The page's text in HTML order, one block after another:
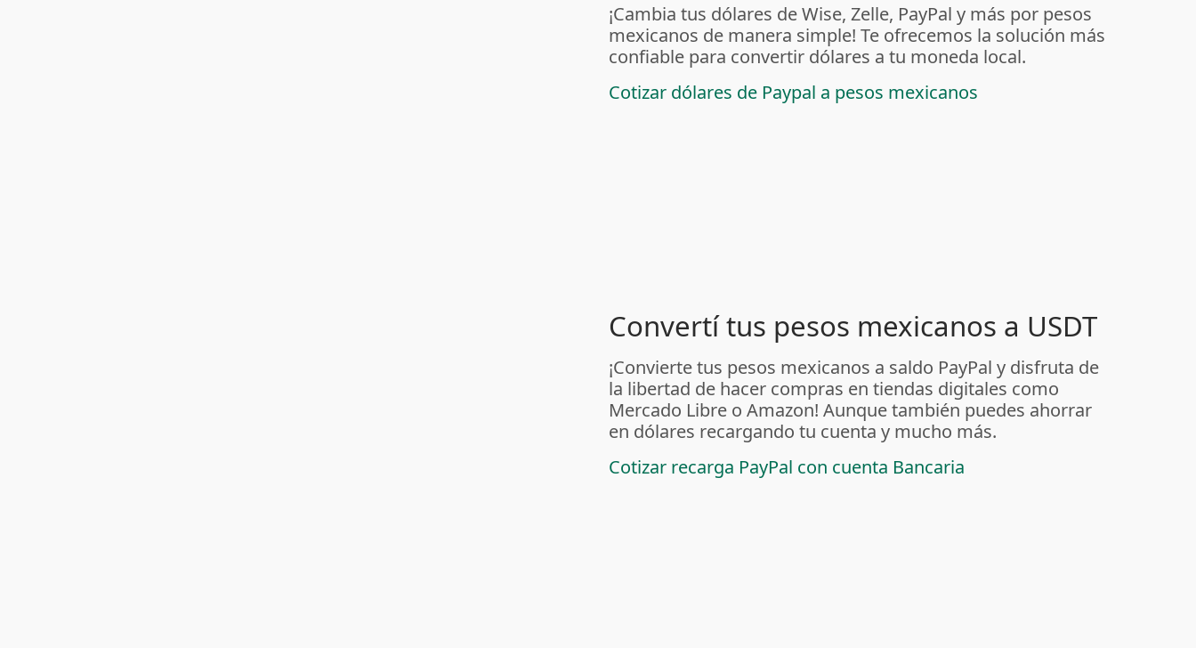
¡Cambia tus dólares de Wise, Zelle, PayPal y más por pesos
mexicanos de manera simple! Te ofrecemos la solución más
confiable para convertir dólares a tu moneda local.
Cotizar dólares de Paypal a pesos mexicanos
Convertí tus pesos mexicanos a USDT
¡Convierte tus pesos mexicanos a saldo PayPal y disfruta de
la libertad de hacer compras en tiendas digitales como
Mercado Libre o Amazon! Aunque también puedes ahorrar
en dólares recargando tu cuenta y mucho más.
Cotizar recarga PayPal con cuenta Bancaria